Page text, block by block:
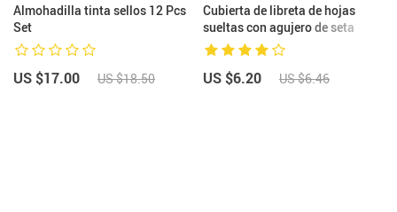
Almohadilla tinta sellos 12 Pcs
Set
US $17.00 US $18.50
Cubierta de libreta de hojas
sueltas con agujero de seta
US $6.20 US $6.46